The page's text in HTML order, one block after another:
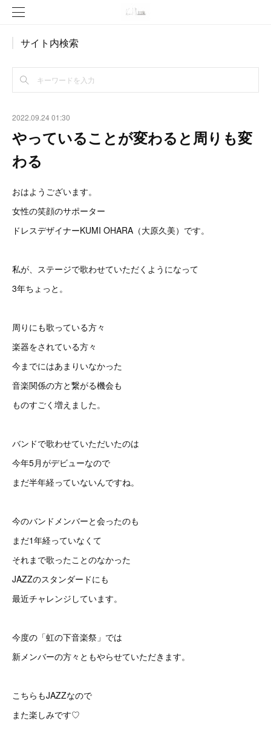
サイト内検索
2022.09.24 01:30
やっていることが変わると周りも変
わる
おはようございます。
女性の笑顔のサポーター
ドレスデザイナーKUMI OHARA（大原久美）です。
私が、ステージで歌わせていただくようになって
3年ちょっと。
周りにも歌っている方々
楽器をされている方々
今までにはあまりいなかった
音楽関係の方と繋がる機会も
ものすごく増えました。
バンドで歌わせていただいたのは
今年5月がデビューなので
まだ半年経っていないんですね。
今のバンドメンバーと会ったのも
まだ1年経っていなくて
それまで歌ったことのなかった
JAZZのスタンダードにも
最近チャレンジしています。
今度の「虹の下音楽祭」では
新メンバーの方々ともやらせていただきます。
こちらもJAZZなので
また楽しみです♡